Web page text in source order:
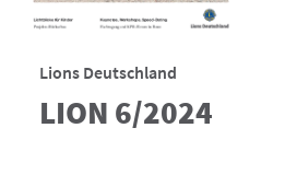
Lions Deutschland
LION 6/2024